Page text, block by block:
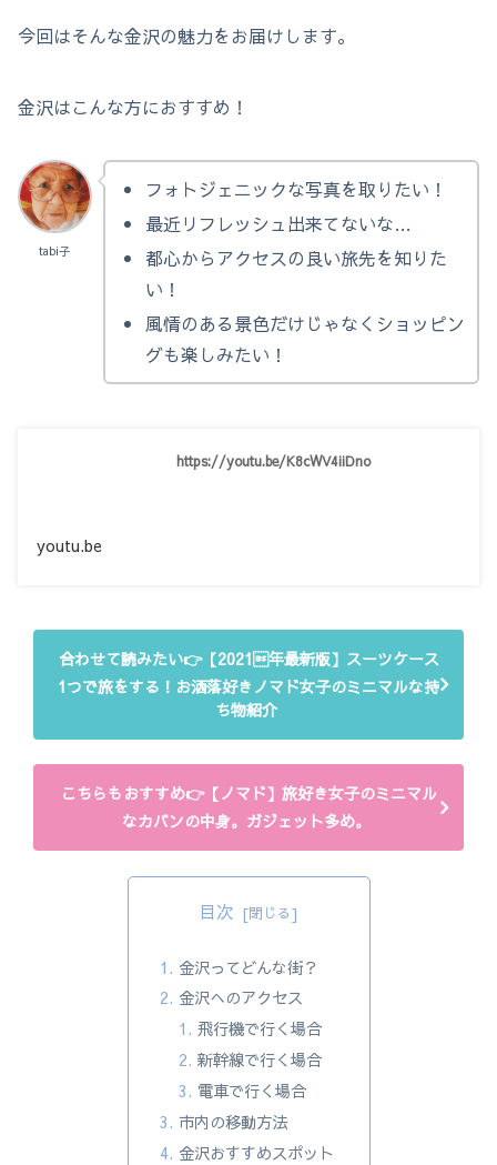
今回はそんな金沢の魅力をお届けします。
金沢はこんな方におすすめ！
tabi子
フォトジェニックな写真を取りたい！
最近リフレッシュ出来てないな…
都心からアクセスの良い旅先を知りた
い！
風情のある景色だけじゃなくショッピン
グも楽しみたい！
https://youtu.be/K8cWV4iiDno
youtu.be
合わせて読みたい👉【2021年最新版】スーツケース
1つで旅をする！お洒落好きノマド女子のミニマルな持
ち物紹介
こちらもおすすめ👉【ノマド】旅好き女子のミニマル
なカバンの中身。ガジェット多め。
目次
金沢ってどんな街？
金沢へのアクセス
飛行機で行く場合
新幹線で行く場合
電車で行く場合
市内の移動方法
金沢おすすめスポット